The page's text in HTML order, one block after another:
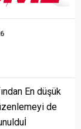
En düşük
de